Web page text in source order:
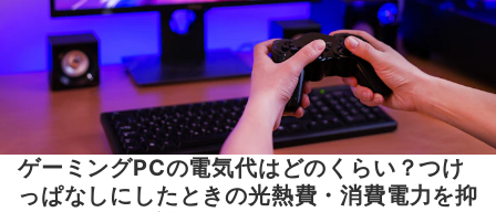
ゲーミングPCの電気代はどのくらい？つけ
っぱなしにしたときの光熱費・消費電力を抑